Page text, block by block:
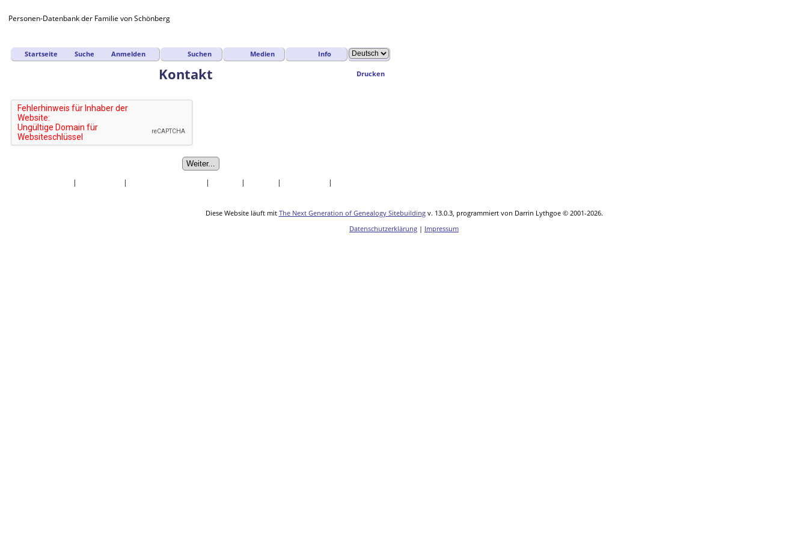
Personen-Datenbank der Familie von Schönberg
Startseite Suche Anmelden Suchen Medien Info
Drucken
Kontakt
| | | | | |
Diese Website läuft mit The Next Generation of Genealogy Sitebuildingv. 13.0.3, programmiert von Darrin Lythgoe © 2001-2026.
Datenschutzerklärung | Impressum